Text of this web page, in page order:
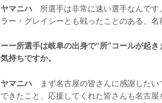
ヤマニハ 所選手は非常に速い選手なんです
ラー・グレイシーとも戦ったことのある、
ーー所選手は岐阜の出身で“所”コールが起
気持ちですか。
ヤマニハ まず名古屋の皆さんに感謝したい
できたこと、応援してくれた皆さんも名古